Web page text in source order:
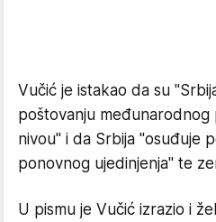
Vučić je istakao da su
poštovanju međunarodnog
nivou" i da Srbija "osuđuje
ponovnog ujedinjenja" te
U pismu je Vučić izrazio i